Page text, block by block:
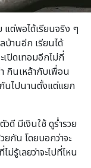
แต่พอได้เรียนจริง ๆ
บ้านอีก เรียนได้
เปิดเทอมอีกไม่กี่
กินเหล้ากับเพื่อน
นไปนานตั้งแต่แยก
ดี มีเงินใช้ ดูร่ำรวย
กัน โดยบอกว่าจะ
รู้เลยว่าจะไปที่ไหน